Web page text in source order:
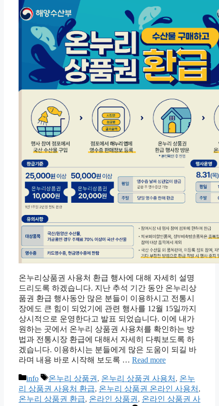
온누리상품권 사용처 환급 행사에 대해 자세히 설명
드리도록 하겠습니다. 지난 추석 기간 동안 온누리상
품권 환급 행사동안 많은 분들이 이용하시고 전통시
장에도 큰 힘이 되었기에 관련 행사를 12월 15일까지
상시적으로 운영한다고 발표 되었습니다. 이에 내가
원하는 곳에서 온누리 상품권 사용처를 확인하는 방
법과 전통시장 환급에 대해서 자세히 다뤄보도록 하
겠습니다. 이용하시는 분들에게 많은 도움이 되길 바
라며 내용 바로 시작해 보도록 … Read more
Categories
info Tags
온누리 상품권 , 온누리 상품권 사용처 , 온누
리 상품권 사용처 환급, 온누리 상품권 온라인 사용처 ,
온누리 상품권 환급, 온라인 상품권 , 온라인 상품권 사